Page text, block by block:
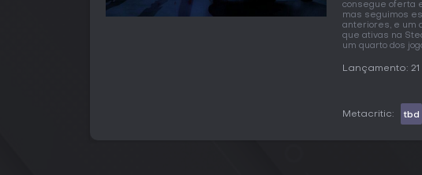
consegue oferta
mas seguimos
anteriores, e um
que ativas na
um quarto dos
Lançamento: 21
Metacritic: tbd